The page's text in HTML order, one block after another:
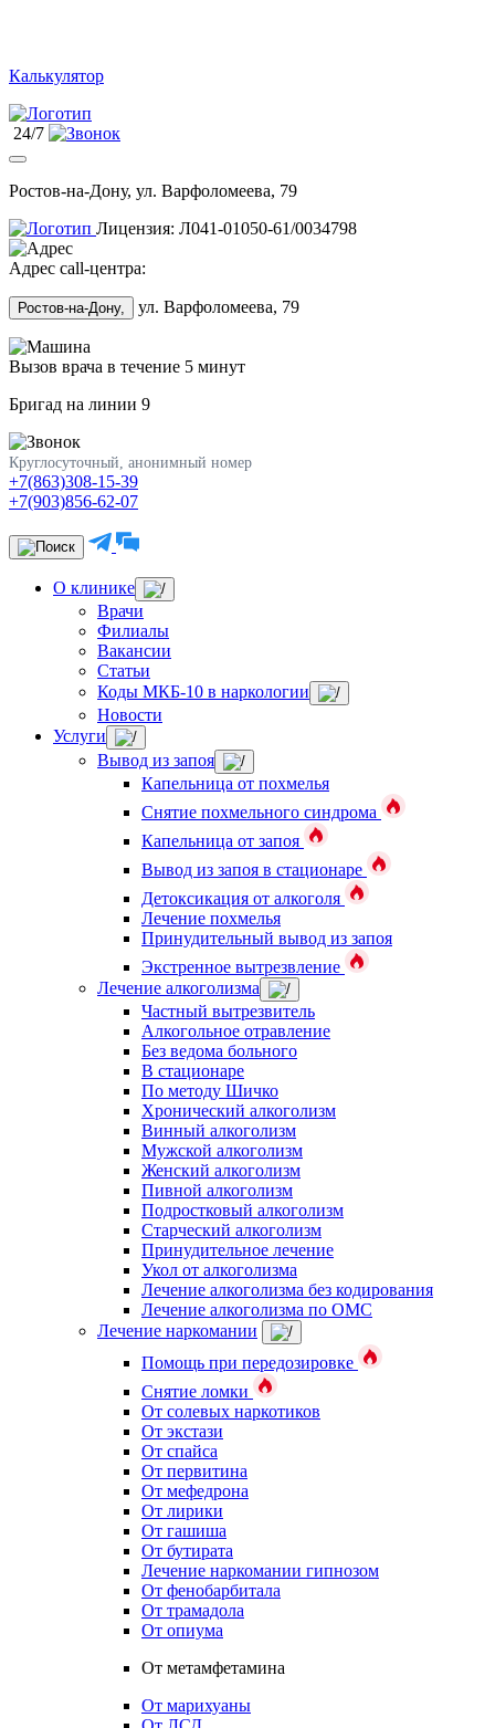
Калькулятор
24/7
Ростов-на-Дону, ул. Варфоломеева, 79
Лицензия: Л041-01050-61/0034798
Адрес call-центра:
Ростов-на-Дону, ул. Варфоломеева, 79
Вызов врача в течение 5 минут
Бригад на линии 9
Круглосуточный, анонимный номер
+7(863)308-15-39
+7(903)856-62-07
О клинике
Врачи
Филиалы
Вакансии
Статьи
Коды МКБ-10 в наркологии
Новости
Услуги
Вывод из запоя
Капельница от похмелья
Снятие похмельного синдрома
Капельница от запоя
Вывод из запоя в стационаре
Детоксикация от алкоголя
Лечение похмелья
Принудительный вывод из запоя
Экстренное вытрезвление
Лечение алкоголизма
Частный вытрезвитель
Алкогольное отравление
Без ведома больного
В стационаре
По методу Шичко
Хронический алкоголизм
Винный алкоголизм
Мужской алкоголизм
Женский алкоголизм
Пивной алкоголизм
Подростковый алкоголизм
Старческий алкоголизм
Принудительное лечение
Укол от алкоголизма
Лечение алкоголизма без кодирования
Лечение алкоголизма по ОМС
Лечение наркомании
Помощь при передозировке
Снятие ломки
От солевых наркотиков
От экстази
От спайса
От первитина
От мефедрона
От лирики
От гашиша
От бутирата
Лечение наркомании гипнозом
От фенобарбитала
От трамадола
От опиума
От метамфетамина
От марихуаны